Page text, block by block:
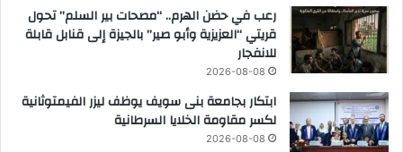
رعب في حضن الهرم.. “مصحات بير السلم” تحول
قريتي “العزيزية وأبو صير” بالجيزة إلى قنابل قابلة
للانفجار
2026-08-08
ابتكار بجامعة بنى سويف يوظف ليزر الفيمتوثانية
لكسر مقاومة الخلايا السرطانية
2026-08-08